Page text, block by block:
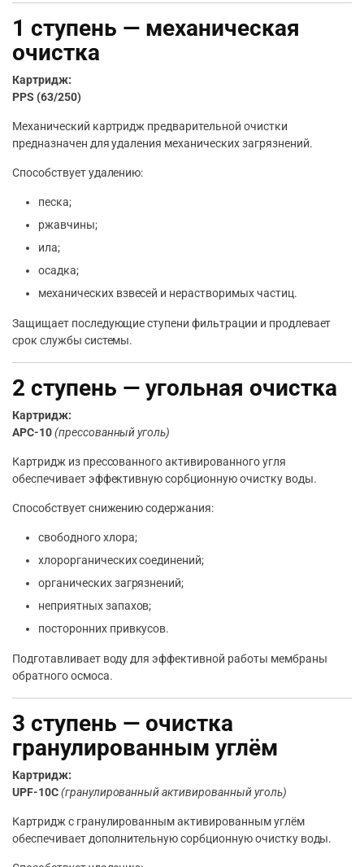
1 ступень — механическая
очистка
Картридж:
PPS (63/250)
Механический картридж предварительной очистки
предназначен для удаления механических загрязнений.
Способствует удалению:
песка;
ржавчины;
ила;
осадка;
механических взвесей и нерастворимых частиц.
Защищает последующие ступени фильтрации и продлевает
срок службы системы.
2 ступень — угольная очистка
Картридж:
APC-10(прессованный уголь)
Картридж из прессованного активированного угля
обеспечивает эффективную сорбционную очистку воды.
Способствует снижению содержания:
свободного хлора;
хлорорганических соединений;
органических загрязнений;
неприятных запахов;
посторонних привкусов.
Подготавливает воду для эффективной работы мембраны
обратного осмоса.
3 ступень — очистка
гранулированным углём
Картридж:
UPF-10C (гранулированный активированный уголь)
Картридж с гранулированным активированным углём
обеспечивает дополнительную сорбционную очистку воды.